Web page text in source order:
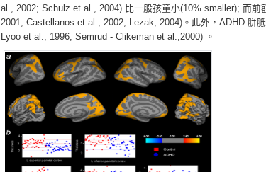
al., 2002; Schulz et al., 2004) 比一般孩童小(10% smaller); 而
2001; Castellanos et al., 2002; Lezak, 2004)。此外，ADHD 胼
Lyoo et al., 1996; Semrud - Clikeman et al.,2000) 。